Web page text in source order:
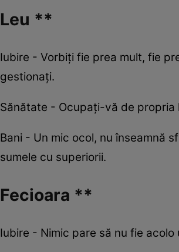
Leu **
Iubire - Vorbiți fie prea mult, fie
gestionați.
Sănătate - Ocupați-vă de
Bani - Un mic ocol, nu înseamnă
sumele cu superiorii.
Fecioara **
Iubire - Nimic pare să nu fie